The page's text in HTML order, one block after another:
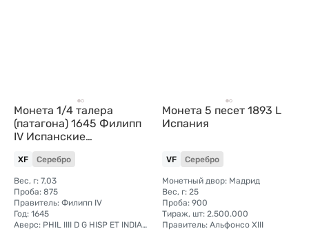
Монета 1/4 талера
(патагона) 1645 Филипп
IV Испанские
Нидерланды
XF Серебро
Вес, г: 7,03
Проба: 875
Правитель: Филипп IV
Год: 1645
Аверс: PHIL IIII D G HISP ET INDIAR REX
Монета 5 песет 1893 L
Испания
VF Серебро
Монетный двор: Мадрид
Вес, г: 25
Проба: 900
Тираж, шт: 2.500.000
Правитель: Альфонсо XIII